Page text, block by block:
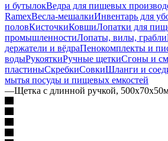
и бутылокВедра для пищевых
RamexВесла-мешалкиИнвентарь для
половКисточкиКовшиЛопатки для
промышленностиЛопаты, вилы, грабли
держатели и вёдраПенокомплекты и
водыРукояткиРучные щеткиСгоны и
пластиныСкребкиСовкиШланги и
мытья посуды и пищевых емкостей
—Щетка с длинной ручкой,